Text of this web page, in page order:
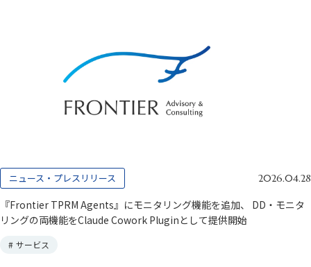
ニュース・プレスリリース 2026.04.28
『Frontier TPRM Agents』にモニタリング機能を追加、 DD・モニタ
リングの両機能をClaude Cowork Pluginとして提供開始
# サービス